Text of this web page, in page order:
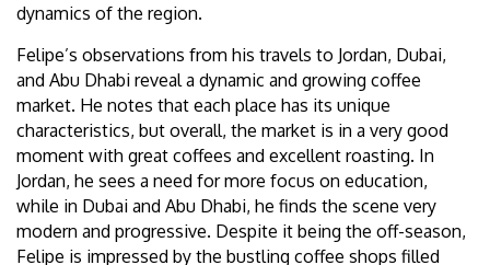
dynamics of the region.
Felipe’s observations from his travels to Jordan, Dubai,
and Abu Dhabi reveal a dynamic and growing coffee
market. He notes that each place has its unique
characteristics, but overall, the market is in a very good
moment with great coffees and excellent roasting. In
Jordan, he sees a need for more focus on education,
while in Dubai and Abu Dhabi, he finds the scene very
modern and progressive. Despite it being the off-season,
Felipe is impressed by the bustling coffee shops filled